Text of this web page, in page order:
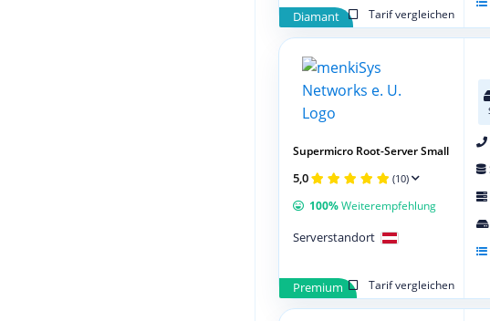
Diamant
Tarif vergleichen
Premium Tarif vergleichen
Supermicro Root-Server Small
5,0 (10)
100%Weiterempfehlung
Serverstandort